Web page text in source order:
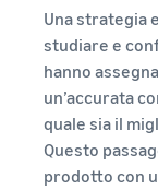
Una strategia
studiare e
hanno
un’accurata
quale sia il
Questo
prodotto con